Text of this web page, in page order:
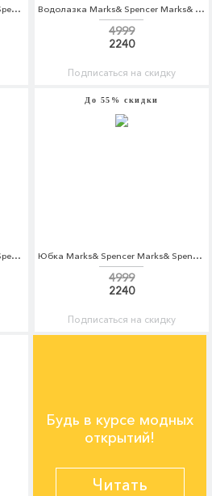
Платье Marks& Spencer Marks& Spencer MA178EWAWUK5 Водолазка Marks& Spencer Marks& Spencer MA178EWASJG9
4999
2240
Подписаться на скидку
Платье Marks& Spencer Marks& Spencer MA178EWBKVY6
До 55% скидки
Юбка Marks& Spencer Marks& Spencer MA178EWBKYX4
4999
2240
Подписаться на скидку
Будь в курсе модных
открытий!
Читать